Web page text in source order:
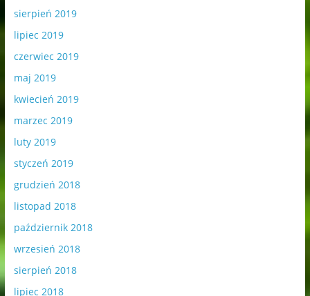
sierpień 2019
lipiec 2019
czerwiec 2019
maj 2019
kwiecień 2019
marzec 2019
luty 2019
styczeń 2019
grudzień 2018
listopad 2018
październik 2018
wrzesień 2018
sierpień 2018
lipiec 2018